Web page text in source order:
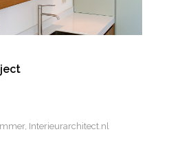
Interieurarchitect.nl